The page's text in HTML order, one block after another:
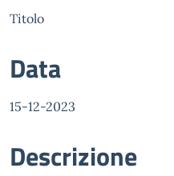
Titolo
Data
15-12-2023
Descrizione